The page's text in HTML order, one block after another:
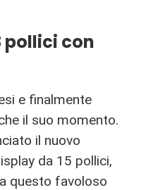
pollici con
e finalmente
il suo momento.
il nuovo
da 15 pollici,
questo favoloso